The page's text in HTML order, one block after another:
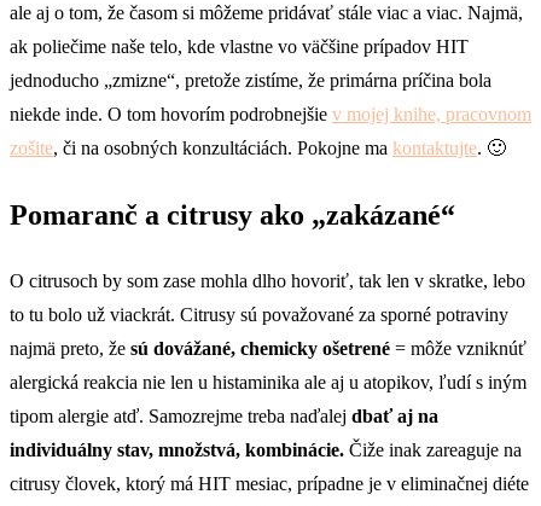
ale aj o tom, že časom si môžeme pridávať stále viac a viac. Najmä,
ak poliečime naše telo, kde vlastne vo väčšine prípadov HIT
jednoducho „zmizne“, pretože zistíme, že primárna príčina bola
niekde inde. O tom hovorím podrobnejšie v mojej knihe, pracovnom
zošite, či na osobných konzultáciách. Pokojne ma kontaktujte. 🙂
Pomaranč a citrusy ako „zakázané“
O citrusoch by som zase mohla dlho hovoriť, tak len v skratke, lebo
to tu bolo už viackrát. Citrusy sú považované za sporné potraviny
najmä preto, že sú dovážané, chemicky ošetrené = môže vzniknúť
alergická reakcia nie len u histaminika ale aj u atopikov, ľudí s iným
tipom alergie atď. Samozrejme treba naďalej dbať aj na
individuálny stav, množstvá, kombinácie. Čiže inak zareaguje na
citrusy človek, ktorý má HIT mesiac, prípadne je v eliminačnej diéte